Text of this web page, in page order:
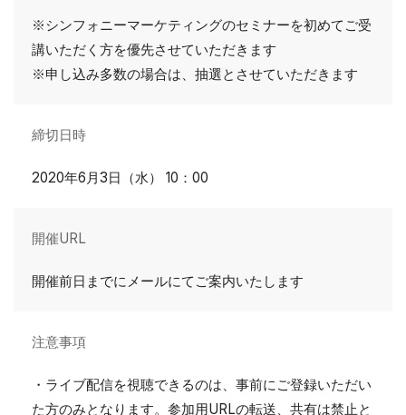
※シンフォニーマーケティングのセミナーを初めてご受
講いただく方を優先させていただきます
※申し込み多数の場合は、抽選とさせていただきます
締切日時
2020年6月3日（水） 10：00
開催URL
開催前日までにメールにてご案内いたします
注意事項
・ライブ配信を視聴できるのは、事前にご登録いただい
た方のみとなります。参加用URLの転送、共有は禁止と